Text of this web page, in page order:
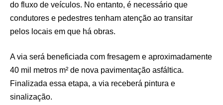
do fluxo de veículos. No entanto, é necessário que
condutores e pedestres tenham atenção ao transitar
pelos locais em que há obras.
A via será beneficiada com fresagem e aproximadamente
40 mil metros m² de nova pavimentação asfáltica.
Finalizada essa etapa, a via receberá pintura e
sinalização.